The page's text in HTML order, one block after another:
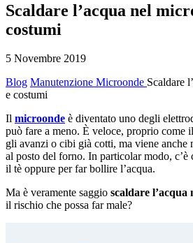
Scaldare l’acqua nel
costumi
5 Novembre 2019
Blog Manutenzione Microonde Scaldare
e costumi
Il microonde è diventato uno degli
può fare a meno. È veloce, proprio come
gli avanzi o cibi già cotti, ma viene anche
al posto del forno. In particolar modo, c’è
il tè oppure per far bollire l’acqua.
Ma è veramente saggio scaldare l’acqua
il rischio che possa far male?